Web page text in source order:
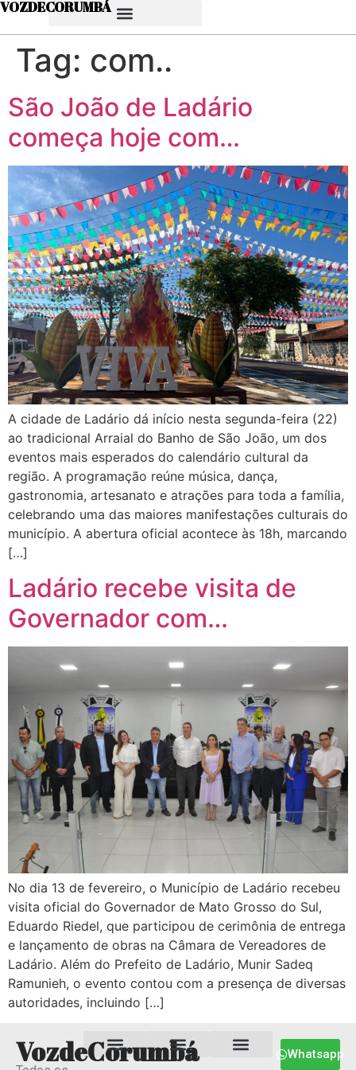
VOZDECORUMBÁ
Tag: com..
São João de Ladário
começa hoje com…
A cidade de Ladário dá início nesta segunda-feira (22)
ao tradicional Arraial do Banho de São João, um dos
eventos mais esperados do calendário cultural da
região. A programação reúne música, dança,
gastronomia, artesanato e atrações para toda a família,
celebrando uma das maiores manifestações culturais do
município. A abertura oficial acontece às 18h, marcando
[…]
Ladário recebe visita de
Governador com…
No dia 13 de fevereiro, o Município de Ladário recebeu
visita oficial do Governador de Mato Grosso do Sul,
Eduardo Riedel, que participou de cerimônia de entrega
e lançamento de obras na Câmara de Vereadores de
Ladário. Além do Prefeito de Ladário, Munir Sadeq
Ramunieh, o evento contou com a presença de diversas
autoridades, incluindo […]
VozdeCorumbá Whatsapp